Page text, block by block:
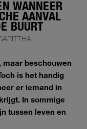
WANNEER
AANVAL
BUURT
maar beschouwen
is het handig
er iemand in
In sommige
tussen leven en